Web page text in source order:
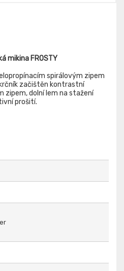
mikina FROSTY
spirálovým zipem
začištěn kontrastní
zipem, dolní lem na stažení
prošití.